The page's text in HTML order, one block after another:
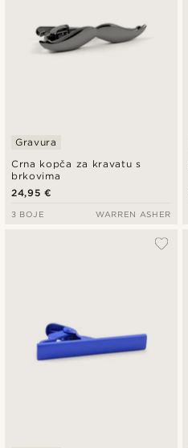
Crna kopča za kravatu s
brkovima
Gravura
24,95 €
3 BOJE WARREN ASHER